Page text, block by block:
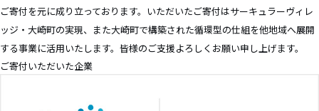
ご寄付を元に成り立っております。いただいたご寄付はサーキュラーヴィレ
ッジ・大崎町の実現、また大崎町で構築された循環型の仕組を他地域へ展開
する事業に活用いたします。皆様のご支援よろしくお願い申し上げます。
ご寄付いただいた企業